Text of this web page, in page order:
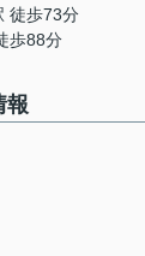
徒歩73分
歩88分
報